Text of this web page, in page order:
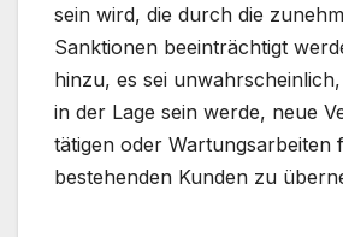
sein wird, die durch die
Sanktionen beeinträchtigt
hinzu, es sei
in der Lage sein werde, neue
tätigen oder Wartungsarbeiten
bestehenden Kunden zu